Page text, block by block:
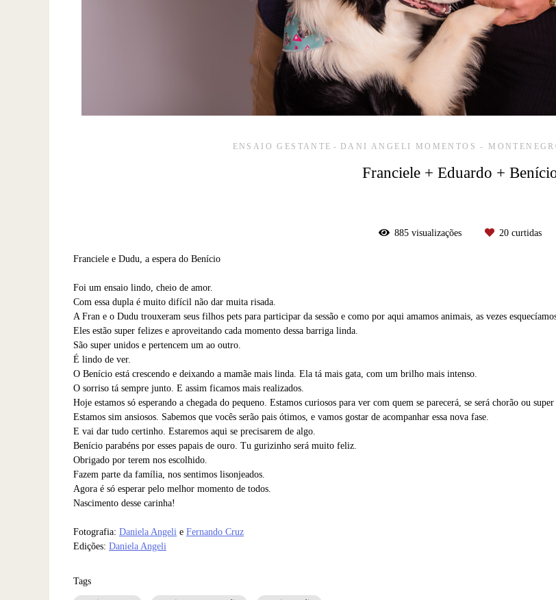
ENSAIO GESTANTE DANI ANGELI MOMENTOS -
Franciele + Eduardo +
885 visualizações 20 curtidas
Franciele e Dudu, a espera do Benício
Foi um ensaio lindo, cheio de amor.
Com essa dupla é muito difícil não dar muita risada.
A Fran e o Dudu trouxeram seus filhos pets para participar da sessão e como por aqui amamos animais, as vezes
Eles estão super felizes e aproveitando cada momento dessa barriga linda.
São super unidos e pertencem um ao outro.
É lindo de ver.
O Benício está crescendo e deixando a mamãe mais linda. Ela tá mais gata, com um brilho mais intenso.
O sorriso tá sempre junto. E assim ficamos mais realizados.
Hoje estamos só esperando a chegada do pequeno. Estamos curiosos para ver com quem se parecerá, se será chorão ou
Estamos sim ansiosos. Sabemos que vocês serão pais ótimos, e vamos gostar de acompanhar essa nova fase.
E vai dar tudo certinho. Estaremos aqui se precisarem de algo.
Benício parabéns por esses papais de ouro. Tu gurizinho será muito feliz.
Obrigado por terem nos escolhido.
Fazem parte da família, nos sentimos lisonjeados.
Agora é só esperar pelo melhor momento de todos.
Nascimento desse carinha!
Fotografia: Daniela Angeli e Fernando Cruz
Edições: Daniela Angeli
Tags